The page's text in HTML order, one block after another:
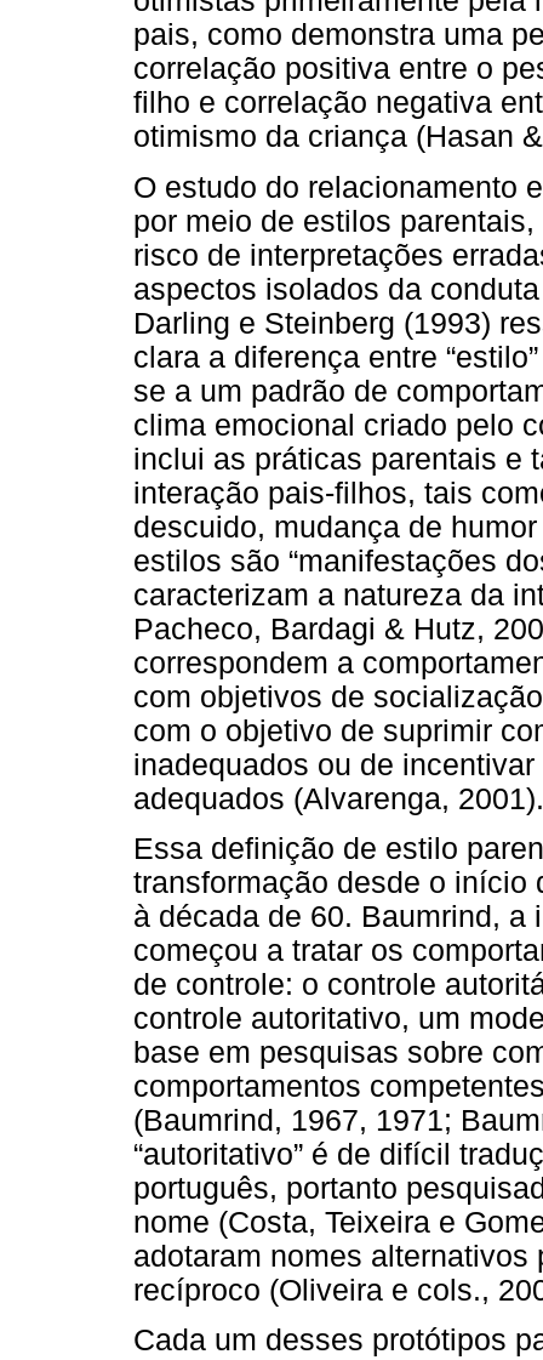
pais, como demonstra uma
correlação positiva entre o
filho e correlação negativa
otimismo da criança (Hasan
O estudo do relacionamento
por meio de estilos
risco de interpretações
aspectos isolados da
Darling e Steinberg (1993)
clara a diferença entre
se a um padrão de
clima emocional criado pelo
inclui as práticas parentais e
interação pais-filhos, tais
descuido, mudança de
estilos são “manifestações
caracterizam a natureza da
Pacheco, Bardagi & Hutz,
correspondem a
com objetivos de
com o objetivo de suprimir
inadequados ou de
adequados (Alvarenga, 2001).
Essa definição de estilo
transformação desde o início
à década de 60. Baumrind,
começou a tratar os
de controle: o controle
controle autoritativo, um
base em pesquisas sobre
comportamentos
(Baumrind, 1967, 1971;
“autoritativo” é de difícil
português, portanto
nome (Costa, Teixeira e
adotaram nomes
recíproco (Oliveira e cols.,
Cada um desses protótipos